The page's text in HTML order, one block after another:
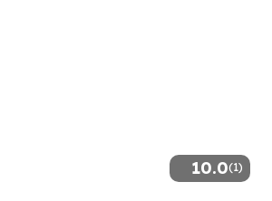
10.0(1)